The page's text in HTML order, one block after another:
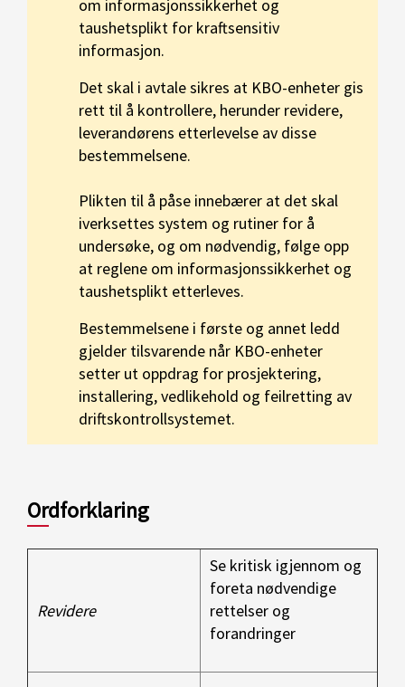
om informasjonssikkerhet og
taushetsplikt for kraftsensitiv
informasjon.
Det skal i avtale sikres at KBO-enheter gis
rett til å kontrollere, herunder revidere,
leverandørens etterlevelse av disse
bestemmelsene.
Plikten til å påse innebærer at det skal
iverksettes system og rutiner for å
undersøke, og om nødvendig, følge opp
at reglene om informasjonssikkerhet og
taushetsplikt etterleves.
Bestemmelsene i første og annet ledd
gjelder tilsvarende når KBO-enheter
setter ut oppdrag for prosjektering,
installering, vedlikehold og feilretting av
driftskontrollsystemet.
Ordforklaring
Revidere
Se kritisk igjennom og
foreta nødvendige
rettelser og
forandringer